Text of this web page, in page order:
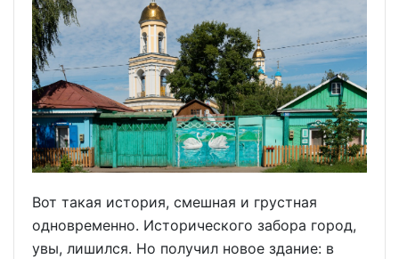
Вот такая история, смешная и грустная
одновременно. Исторического забора город,
увы, лишился. Но получил новое здание: в